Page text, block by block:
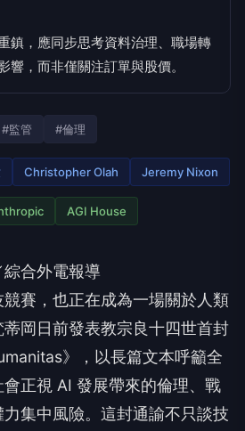
鎮，應同步思考資料治理、職場轉
響，而非僅關注訂單與股價。
#監管 #倫理
Christopher Olah Jeremy Nixon
AGI House
綜合外電報導
競賽，也正在成為一場關於人類
岡日前發表教宗良十四世首封
》，以長篇文本呼籲全
正視 AI 發展帶來的倫理、戰
集中風險。這封通諭不只談技